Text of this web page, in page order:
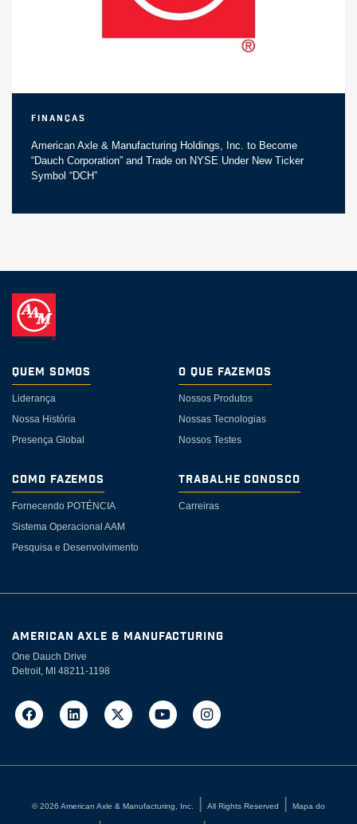
Finanças
American Axle & Manufacturing Holdings, Inc. to Become
“Dauch Corporation” and Trade on NYSE Under New Ticker
Symbol “DCH”
Quem somos
Liderança
Nossa História
Presença Global
O Que Fazemos
Nossos Produtos
Nossas Tecnologias
Nossos Testes
Como Fazemos
Fornecendo POTÉNCIA
Sistema Operacional AAM
Pesquisa e Desenvolvimento
Trabalhe Conosco
Carreiras
AMERICAN AXLE & MANUFACTURING
One Dauch Drive
Detroit, MI 48211-1198
©2026 American Axle & Manufacturing, Inc. All Rights Reserved Mapa do